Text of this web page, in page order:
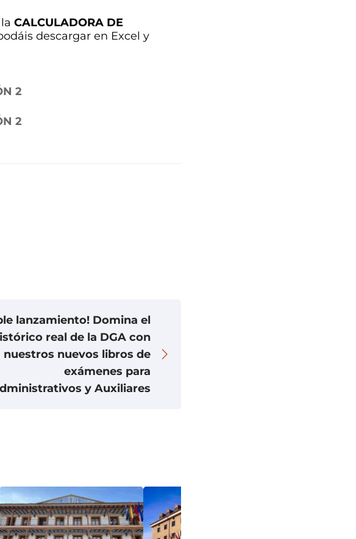
CALCULADORA DE
descargar en Excel y
2
2
lanzamiento! Domina el
real de la DGA con
nuestros nuevos libros de
exámenes para
y Auxiliares